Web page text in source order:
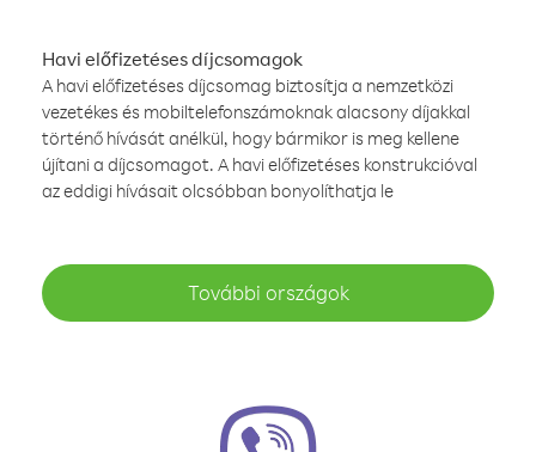
Havi előfizetéses díjcsomagok
A havi előfizetéses díjcsomag biztosítja a nemzetközi
vezetékes és mobiltelefonszámoknak alacsony díjakkal
történő hívását anélkül, hogy bármikor is meg kellene
újítani a díjcsomagot. A havi előfizetéses konstrukcióval
az eddigi hívásait olcsóbban bonyolíthatja le
További országok